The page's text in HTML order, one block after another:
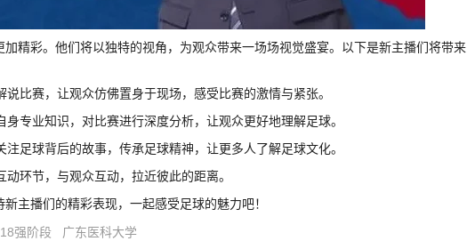
精彩。他们将以独特的视角，为观众带来一场场视觉盛宴。以下是新主播们将带来
比赛，让观众仿佛置身于现场，感受比赛的激情与紧张。
专业知识，对比赛进行深度分析，让观众更好地理解足球。
足球背后的故事，传承足球精神，让更多人了解足球文化。
环节，与观众互动，拉近彼此的距离。
主播们的精彩表现，一起感受足球的魅力吧！
18强阶段 广东医科大学